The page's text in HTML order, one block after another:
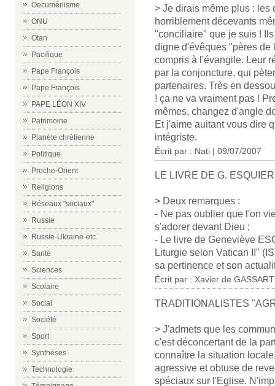
Oecuménisme
ONU
Otan
Pacifique
Pape François
Pape François
PAPE LÉON XIV
Patrimoine
Planète chrétienne
Politique
Proche-Orient
Religions
Réseaux "sociaux"
Russie
Russie-Ukraine-etc
Santé
Sciences
Scolaire
Social
Société
Sport
Synthèses
Technologie
> Je dirais même plus : les
horriblement décevants
"conciliaire" que je suis !
digne d'évêques "pères de
compris à l'évangile. Leur
par la conjoncture, qui
partenaires. Très en
! ça ne va vraiment pas !
mêmes, changez d'angle
Et j'aime auitant vous dire
intégriste.
Écrit par : Nati | 09/07/2007
LE LIVRE DE G. ESQUIER
> Deux remarques :
- Ne pas oublier que l'on
s'adorer devant Dieu ;
- Le livre de Geneviève
Liturgie selon Vatican II"
sa pertinence et son
Écrit par : Xavier de
TRADITIONALISTES
> J'admets que les
c'est déconcertant de la
connaître la situation
agressive et obtuse de
spéciaux sur l'Eglise.